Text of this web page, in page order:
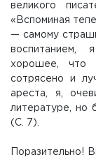
великого
«Вспоминая
— самому
воспитанием,
хорошее, что
сотрясено и
ареста, я,
литературе, но
(С. 7).
Поразительно!